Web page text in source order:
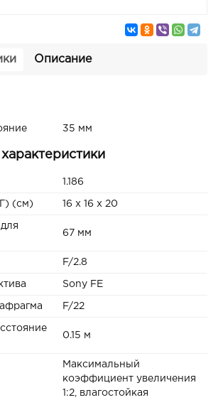
Описание
35 мм
1.186
(см) 16 x 16 x 20
67 мм
F/2.8
Sony FE
F/22
0.15 м
Максимальный
коэффициент увеличения
1:2, влагостойкая